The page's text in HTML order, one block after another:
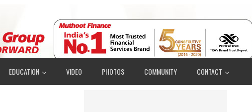
EDUCATION VIDEO PHOTOS COMMUNITY CONTACT